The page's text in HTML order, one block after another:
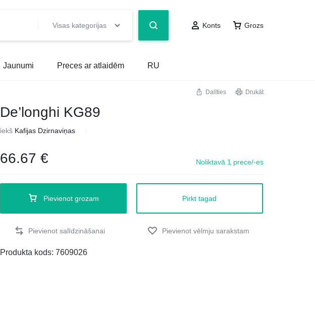
Visas kategorijas Konts Grozs
Jaunumi Preces ar atlaidēm RU
Dalīties Drukāt
De’longhi KG89
iekš Kafijas Dzirnaviņas
66.67€ Noliktavā 1 prece/-es
Pievienot grozam Pirkt tagad
Produkta kods:7609026